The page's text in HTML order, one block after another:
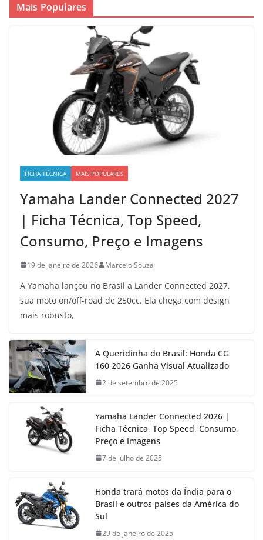
Mais Populares
FICHA TÉCNICA MAIS POPULARES
Yamaha Lander Connected 2027
| Ficha Técnica, Top Speed,
Consumo, Preço e Imagens
19 de janeiro de 2026 Marcelo Souza
A Yamaha lançou no Brasil a Lander Connected 2027,
sua moto on/off-road de 250cc. Ela chega com design
mais robusto,
A Queridinha do Brasil: Honda CG
160 2026 Ganha Visual Atualizado
2 de setembro de 2025
Yamaha Lander Connected 2026 |
Ficha Técnica, Top Speed, Consumo,
Preço e Imagens
7 de julho de 2025
Honda trará motos da Índia para o
Brasil e outros países da América do
Sul
29 de janeiro de 2025